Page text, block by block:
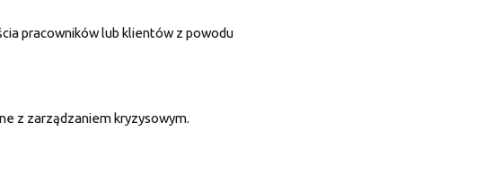
pracowników lub klientów z powodu
z zarządzaniem kryzysowym.